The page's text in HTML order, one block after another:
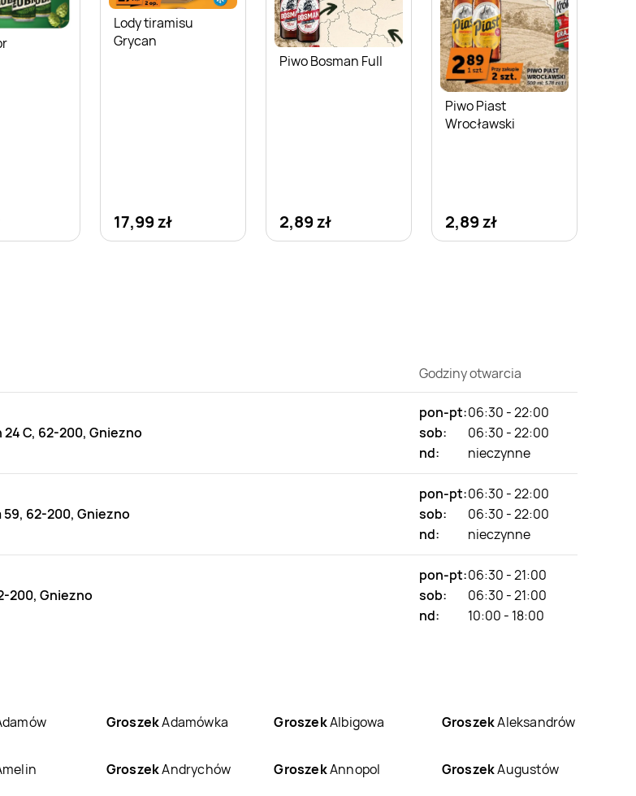
Lody tiramisu
Grycan
17,99 zł
Piwo Bosman Full
2,89 zł
Piwo Piast
Wrocławski
2,89 zł
Godziny otwarcia
C, 62-200, Gniezno
pon-pt:06:30 - 22:00
sob:
06:30 - 22:00
nd:
nieczynne
59, 62-200, Gniezno
pon-pt:06:30 - 22:00
sob:
06:30 - 22:00
nd:
nieczynne
200, Gniezno
pon-pt:06:30 - 21:00
sob:
06:30 - 21:00
nd:
10:00 - 18:00
GroszekAdamówka GroszekAlbigowa GroszekAleksandrów
GroszekAndrychów GroszekAnnopol GroszekAugustów